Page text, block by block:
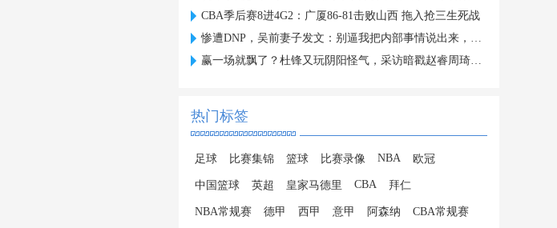
CBA季后赛8进4G2：广厦86-81击败山西 拖入抢三生死战
惨遭DNP，吴前妻子发文：别逼我把内部事情说出来，希望能被尊重
赢一场就飘了？杜锋又玩阴阳怪气，采访暗戳赵睿周琦或内涵许利民
热门标签
足球 比赛集锦 篮球 比赛录像 NBA 欧冠
中国篮球 英超 皇家马德里 CBA 拜仁
NBA常规赛 德甲 西甲 意甲 阿森纳 CBA常规赛